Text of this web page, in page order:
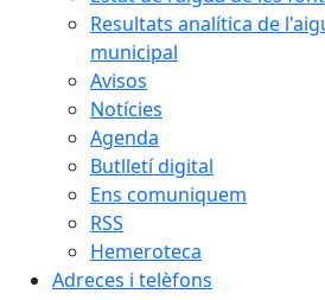
Resultats analítica de
municipal
Avisos
Notícies
Agenda
Butlletí digital
Ens comuniquem
RSS
Hemeroteca
Adreces i telèfons